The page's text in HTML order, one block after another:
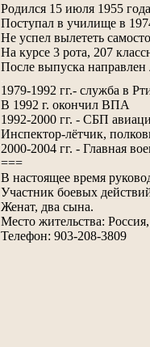
Родился 15 июля 1955 года
Поступал в училище в
Не успел вылететь
На курсе 3 рота, 207
После выпуска
1979-1992 гг.- служба в
В 1992 г. окончил ВПА
1992-2000 гг. - СБП
Инспектор-лётчик,
2000-2004 гг. - Главная
===
В настоящее время
Участник боевых
Женат, два сына.
Место жительства:
Телефон: 903-208-3809